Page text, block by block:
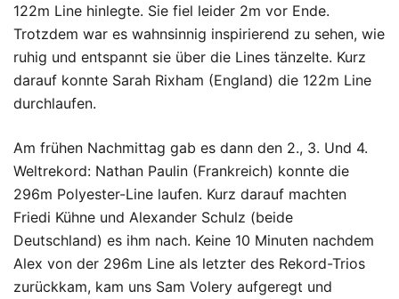
122m Line hinlegte. Sie fiel leider 2m vor Ende.
Trotzdem war es wahnsinnig inspirierend zu sehen, wie
ruhig und entspannt sie über die Lines tänzelte. Kurz
darauf konnte Sarah Rixham (England) die 122m Line
durchlaufen.
Am frühen Nachmittag gab es dann den 2., 3. Und 4.
Weltrekord: Nathan Paulin (Frankreich) konnte die
296m Polyester-Line laufen. Kurz darauf machten
Friedi Kühne und Alexander Schulz (beide
Deutschland) es ihm nach. Keine 10 Minuten nachdem
Alex von der 296m Line als letzter des Rekord-Trios
zurückkam, kam uns Sam Volery aufgeregt und